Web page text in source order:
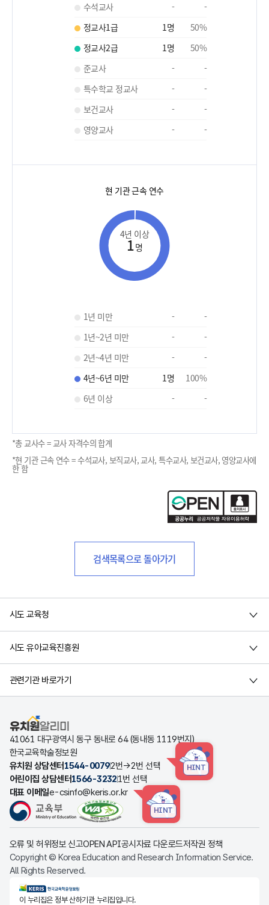
수석교사 -
-
정교사1급
1명 50%
정교사2급
1명 50%
준교사
-
-
특수학교 정교사
-
-
보건교사
-
-
영양교사
- -
현 기관 근속 연수
4년 이상
1명
1년 미만 -
-
1년~2년 미만
-
-
2년~4년 미만
-
-
4년~6년 미만
1명 100%
6년 이상
- -
*총 교사수 = 교사 자격수의 합계
*현 기관 근속 연수 = 수석교사, 보직교사, 교사, 특수교사, 보건교사, 영양교사에
한 함
검색목록으로 돌아가기
시도 교육청
시도 유아교육진흥원
관련기관 바로가기
유치원알리미
41061 대구광역시 동구 동내로 64 (동내동 1119번지)
한국교육학술정보원
유치원 상담센터 1544-00792번→2번 선택 HINT
어린이집 상담센터1566-32321번 선택
대표 이메일e-csinfo@keris.or.kr
HINT
오류 및 허위정보 신고OPEN API공시자료 다운로드저작권 정책
Copyright © Korea Education and Research Information Service.
All Rights Reserved.
KERIS한국교육학술정보원
이 누리집은 정부 산하기관 누리집입니다.